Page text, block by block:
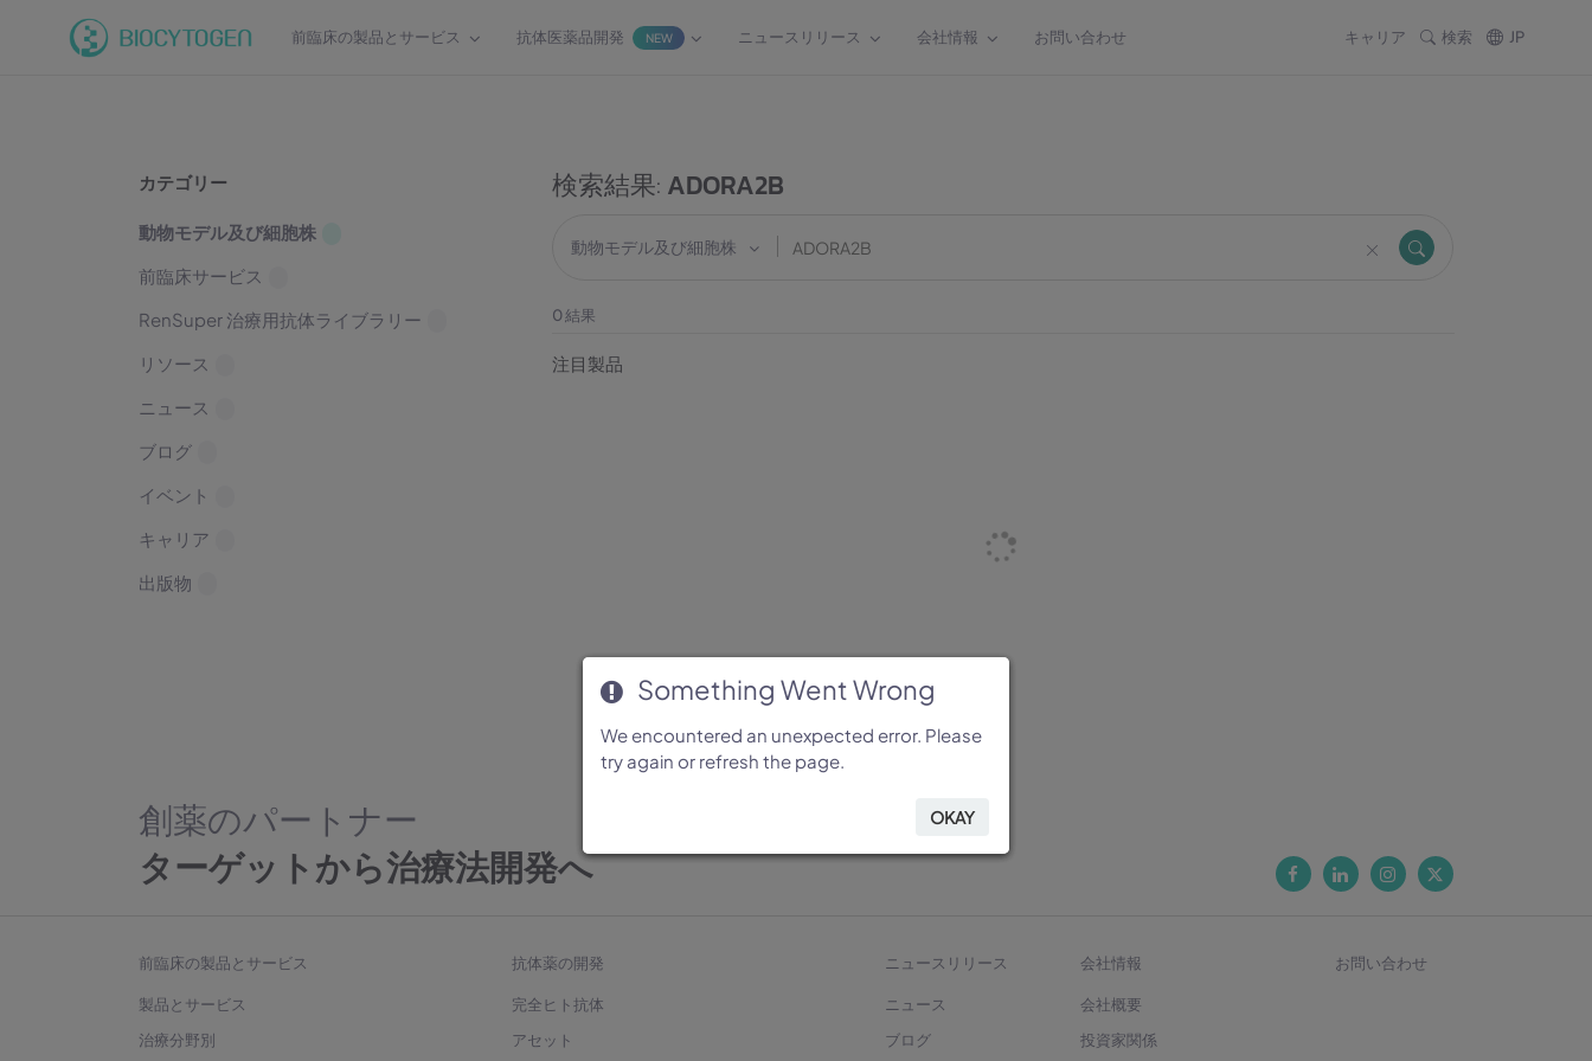
前臨床の製品とサービス 抗体医薬品開発 NEW ニュースリリース 会社情報 お問い合わせ キャリア 検索 JP
カテゴリー
動物モデル及び細胞株
前臨床サービス
RenSuper 治療用抗体ライブラリー
リソース
ニュース
ブログ
イベント
キャリア
出版物
検索結果: ADORA2B
動物モデル及び細胞株
0結果
注目製品
創薬のパートナー
ターゲットから治療法開発へ
前臨床の製品とサービス
製品とサービス
治療分野別
抗体薬の開発
完全ヒト抗体
アセット
ニュースリリース
ニュース
ブログ
会社情報
会社概要
投資家関係
お問い合わせ
Something Went Wrong
We encountered an unexpected error. Please
try again or refresh the page.
OKAY
Something Went Wrong
We encountered an unexpected error. Please
try again or refresh the page.
OKAY
Something Went Wrong
We encountered an unexpected error. Please
try again or refresh the page.
OKAY
Something Went Wrong
We encountered an unexpected error. Please
try again or refresh the page.
OKAY
Something Went Wrong
We encountered an unexpected error. Please
try again or refresh the page.
OKAY